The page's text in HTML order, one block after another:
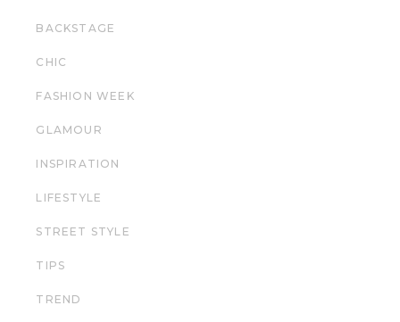
BACKSTAGE
CHIC
FASHION WEEK
GLAMOUR
INSPIRATION
LIFESTYLE
STREET STYLE
TIPS
TREND